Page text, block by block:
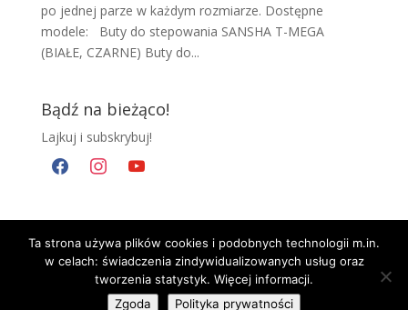
po jednej parze w każdym rozmiarze. Dostępne
modele: Buty do stepowania SANSHA T-MEGA
(BIAŁE, CZARNE) Buty do...
Bądź na bieżąco!
Lajkuj i subskrybuj!
facebookinstagramyoutube
Polityka Prywatnosci Kontakt
Ta strona używa plików cookies i podobnych technologii m.in.
w celach: świadczenia zindywidualizowanych usług oraz
tworzenia statystyk. Więcej informacji.
Zgoda
Polityka prywatności